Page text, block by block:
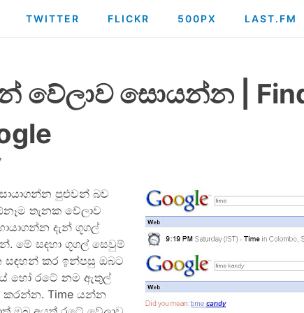
TWITTER FLICKR 500PX LAST.FM
වේලාව සොයන්න |
පුළුවන් බව
තැනක වේලාව
දැන් ගූගල්
මේ සඳහා ගූගල් සෙවුම්
කර ඉන්පසු ඔබට
හෝ රටේ නම ඇතුල්
Time යන්න